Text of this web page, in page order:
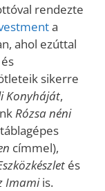
rendezte
a
ahol ezúttal
sikerre
Konyháját,
Rózsa néni
címmel),
és
Imamiis.